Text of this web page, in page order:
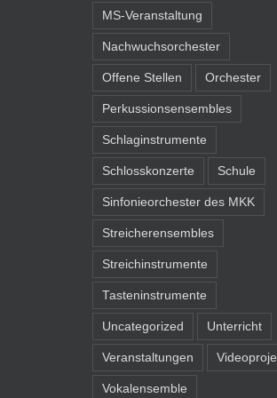
MS-Veranstaltung
Nachwuchsorchester
Offene Stellen Orchester
Perkussionsensembles
Schlaginstrumente
Schlosskonzerte Schule
Sinfonieorchester des MKK
Streicherensembles
Streichinstrumente
Tasteninstrumente
Uncategorized Unterricht
Veranstaltungen
Vokalensemble